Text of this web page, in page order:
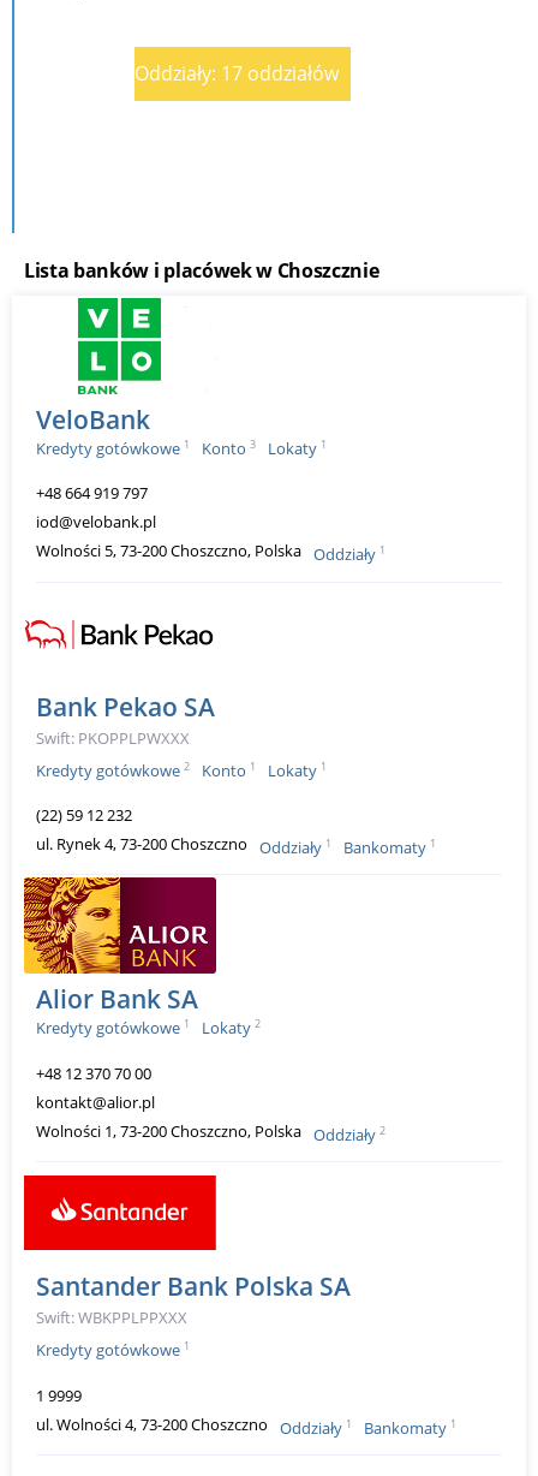
Oddziały: 17 oddziałów
Lista banków i placówek w Choszcznie
VeloBank
Kredyty gotówkowe 1 Konto 3 Lokaty 1
+48 664 919 797
iod@velobank.pl
Wolności 5, 73-200 Choszczno, Polska Oddziały 1
Bank Pekao SA
Swift: PKOPPLPWXXX
Kredyty gotówkowe 2 Konto 1 Lokaty 1
(22) 59 12 232
ul. Rynek 4, 73-200 Choszczno
Oddziały 1 Bankomaty 1
Alior Bank SA
Kredyty gotówkowe 1 Lokaty 2
+48 12 370 70 00
kontakt@alior.pl
Wolności 1, 73-200 Choszczno, Polska Oddziały 2
Santander Bank Polska SA
Swift: WBKPPLPPXXX
Kredyty gotówkowe 1
1 9999
ul. Wolności 4, 73-200 Choszczno
Oddziały 1 Bankomaty 1